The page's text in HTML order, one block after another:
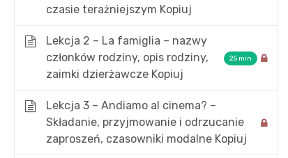
Kursy online i korepetycje z
języka włoskiego. Profesjonalny
czasie terażniejszym Kopiuj
Lekcja 2 – La famiglia – nazwy
członków rodziny, opis rodziny,
zaimki dzierżawcze Kopiuj
25 min
Lekcja 3 – Andiamo al cinema? –
Składanie, przyjmowanie i odrzucanie
zaproszeń, czasowniki modalne Kopiuj